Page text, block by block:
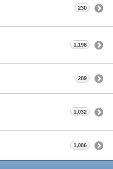
230
1,198
289
1,032
1,086